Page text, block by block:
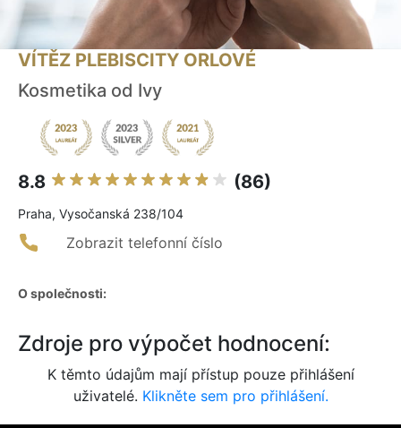
VÍTĚZ PLEBISCITY ORLOVÉ
Kosmetika od Ivy
8.8 (86)
Praha, Vysočanská 238/104
Zobrazit telefonní číslo
O společnosti:
Zdroje pro výpočet hodnocení:
K těmto údajům mají přístup pouze přihlášení
uživatelé. Klikněte sem pro přihlášení.